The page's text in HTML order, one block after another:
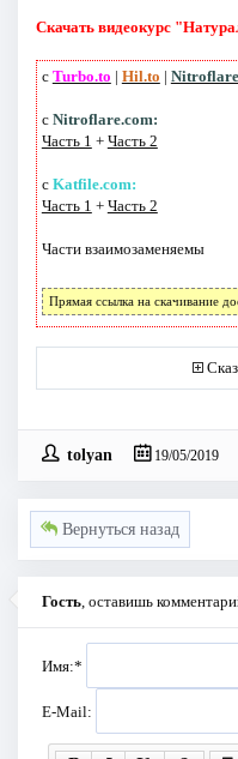
Скачать видеокурс
с Turbo.to | Hil.to |
с Nitroflare.com:
Часть 1 + Часть 2
с Katfile.com:
Часть 1 + Часть 2
Части взаимозаменяемы
Прямая ссылка на скачивание
tolyan 19/05/2019
Вернуться назад
Гость, оставишь
Имя:*
E-Mail: